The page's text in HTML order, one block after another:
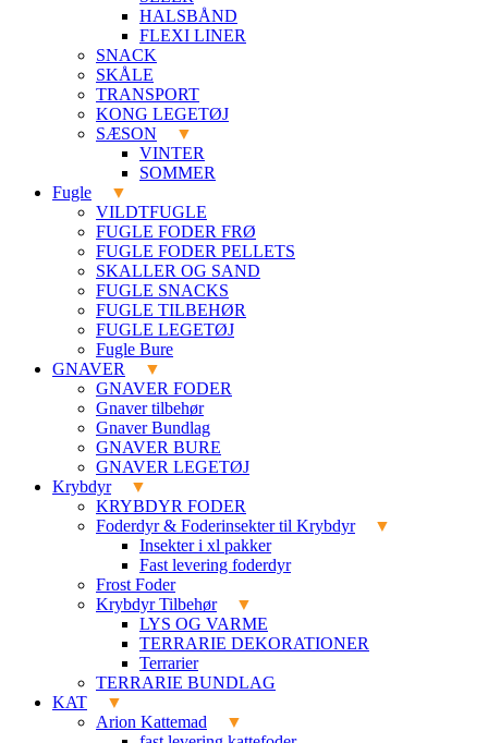
HALSBÅND
FLEXI LINER
SNACK
SKÅLE
TRANSPORT
KONG LEGETØJ
SÆSON
VINTER
SOMMER
Fugle
VILDTFUGLE
FUGLE FODER FRØ
FUGLE FODER PELLETS
SKALLER OG SAND
FUGLE SNACKS
FUGLE TILBEHØR
FUGLE LEGETØJ
Fugle Bure
GNAVER
GNAVER FODER
Gnaver tilbehør
Gnaver Bundlag
GNAVER BURE
GNAVER LEGETØJ
Krybdyr
KRYBDYR FODER
Foderdyr & Foderinsekter til Krybdyr
Insekter i xl pakker
Fast levering foderdyr
Frost Foder
Krybdyr Tilbehør
LYS OG VARME
TERRARIE DEKORATIONER
Terrarier
TERRARIE BUNDLAG
KAT
Arion Kattemad